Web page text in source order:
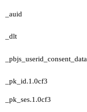
_auid
_dlt
_pbjs_userid_consent_data
_pk_id.1.0cf3
_pk_ses.1.0cf3